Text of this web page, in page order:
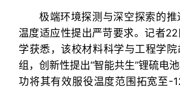
极端环境探测与深空探索的
温度适应性提出严苛要求。记者
学获悉，该校材料科学与工程学
组，创新性提出“智能共生”锂硫电
功将其有效服役温度范围拓宽至